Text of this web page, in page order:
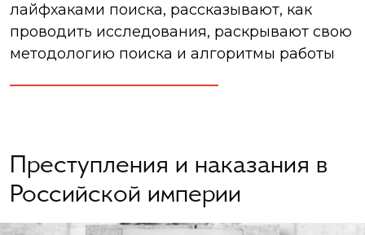
лайфхаками поиска, рассказывают, как
проводить исследования, раскрывают свою
методологию поиска и алгоритмы работы
Преступления и наказания в
Российской империи